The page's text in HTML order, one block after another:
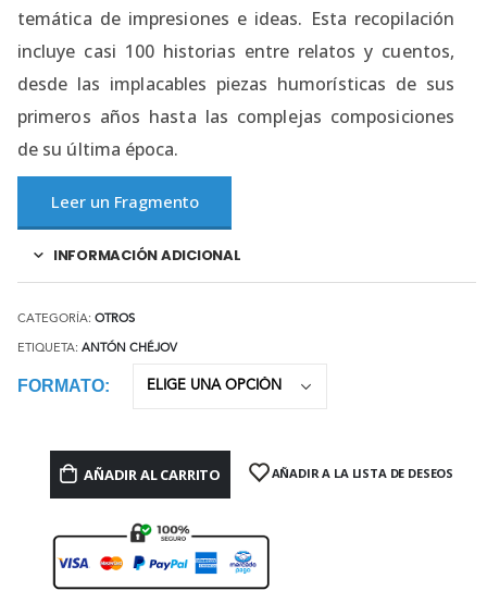
temática de impresiones e ideas. Esta recopilación
incluye casi 100 historias entre relatos y cuentos,
desde las implacables piezas humorísticas de sus
primeros años hasta las complejas composiciones
de su última época.
Leer un Fragmento
INFORMACIÓN ADICIONAL
CATEGORÍA: OTROS
ETIQUETA: ANTÓN CHÉJOV
FORMATO
AÑADIR AL CARRITO AÑADIR A LA LISTA DE DESEOS